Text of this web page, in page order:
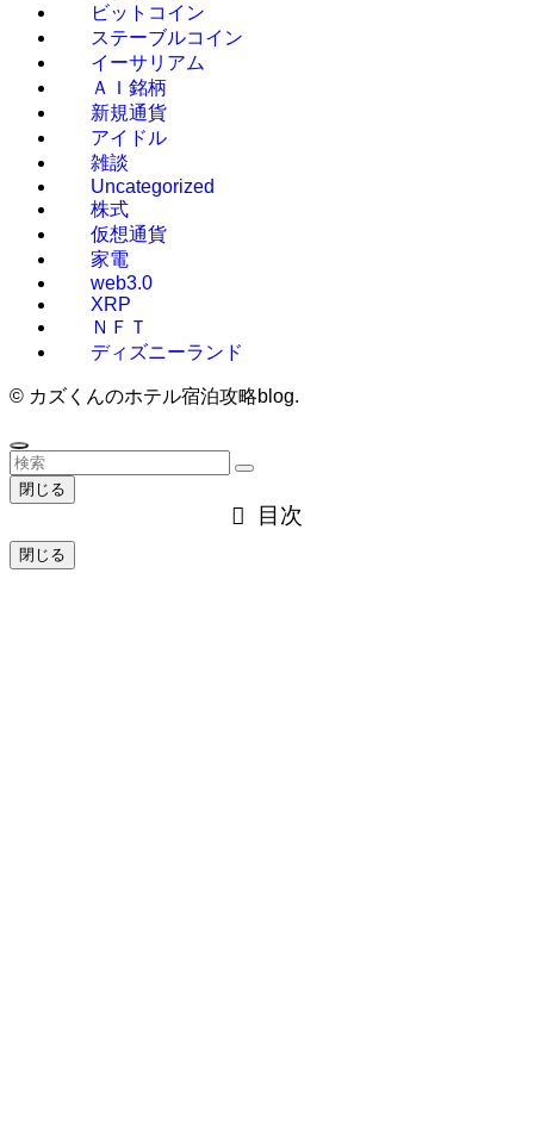
ビットコイン
ステーブルコイン
イーサリアム
ＡＩ銘柄
新規通貨
アイドル
雑談
Uncategorized
株式
仮想通貨
家電
web3.0
XRP
ＮＦＴ
ディズニーランド
© カズくんのホテル宿泊攻略blog.
閉じる
目次
閉じる